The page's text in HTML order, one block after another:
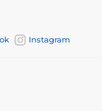
Instagram